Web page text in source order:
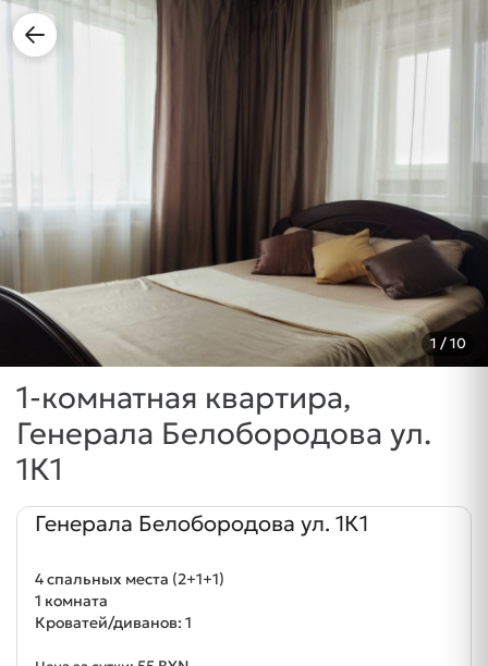
1 / 10
1-комнатная квартира,
Генерала Белобородова ул.
1К1
Генерала Белобородова ул. 1К1
4 спальных места (2+1+1)
1 комната
Кроватей/диванов: 1